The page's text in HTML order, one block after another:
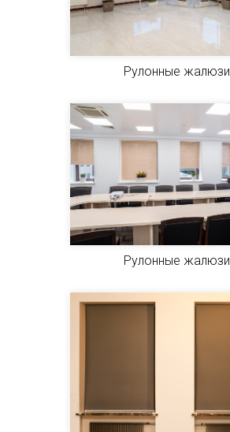
Рулонные жалюзи
Рулонные жалюзи